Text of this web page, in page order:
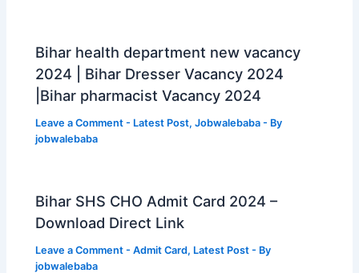
Bihar health department new vacancy
2024 | Bihar Dresser Vacancy 2024
|Bihar pharmacist Vacancy 2024
Leave a Comment - Latest Post,Jobwalebaba - By
jobwalebaba
Bihar SHS CHO Admit Card 2024 –
Download Direct Link
Leave a Comment -Admit Card, Latest Post - By
jobwalebaba